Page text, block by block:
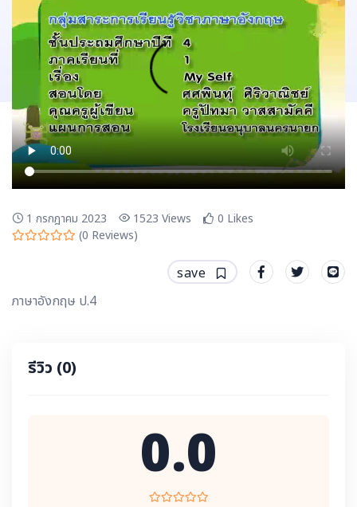
1 กรกฎาคม 2023 1523 Views 0 Likes
(0 Reviews)
save
ภาษาอังกฤษ ป.4
รีวิว (0)
0.0